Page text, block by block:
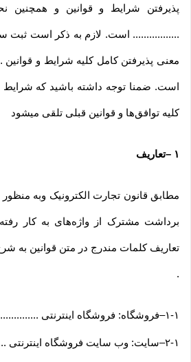
پذیرفتن شرایط و قوانین و همچنین
................. است. لازم به ذکر است ثبت
معنی پذیرفتن کامل کلیه شرایط و
است. ضمنا توجه داشته باشید که شرایط
کلیه توافق‏‌ها و قوانین قبلی تلقی میشود
۱ –تعاریف
مطابق قانون تجارت الکترونیک وبه
برداشت مشترک از واژه‌های به کار رفته
تعاریف کلمات مندرج در متن قوانین به
.
۱-۱–فروشگاه: فروشگاه اینترنتی
۲-۱–سایت: وب سایت فروشگاه اینترنتی